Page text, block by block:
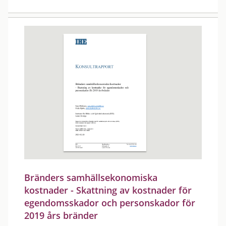
Bränders samhällsekonomiska
kostnader - Skattning av kostnader för
egendomsskador och personskador för
2019 års bränder